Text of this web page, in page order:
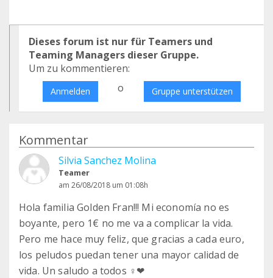
Dieses forum ist nur für Teamers und
Teaming Managers dieser Gruppe.
Um zu kommentieren:
Anmelden o Gruppe unterstützen
Kommentar
Silvia Sanchez Molina
Teamer
am 26/08/2018 um 01:08h
Hola familia Golden Fran!!! Mi economía no es
boyante, pero 1€ no me va a complicar la vida.
Pero me hace muy feliz, que gracias a cada euro,
los peludos puedan tener una mayor calidad de
vida. Un saludo a todos ‍♀️❤